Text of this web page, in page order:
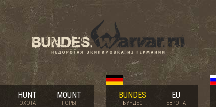
HUNT
ОХОТА
MOUNT
ГОРЫ
BUNDES
БУНДЕС
EU
ЕВРОПА